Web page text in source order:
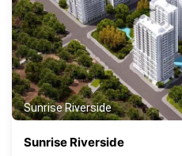
Sunrise Riverside
Sunrise Riverside